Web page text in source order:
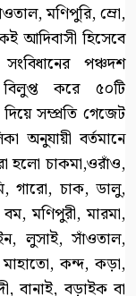
মণিপুরি, ম্রো,
আদিবাসী হিসেবে
পঞ্চদশ
করে ৫০টি
দিয়ে সম্প্রতি গেজেট
অনুযায়ী বর্তমানে
হলো চাকমা,ওরাঁও,
গারো, চাক, ডালু,
বম, মণিপুরী, মারমা,
লুসাই, সাঁওতাল,
মাহাতো, কন্দ, কড়া,
বানাই, বড়াইক বা